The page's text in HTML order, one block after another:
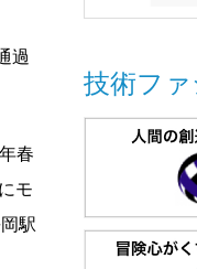
過
春
モ
駅
技術フ